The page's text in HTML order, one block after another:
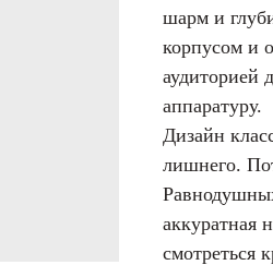
шарм и
корпусом и
аудиторией
аппаратуру.
Дизайн
лишнего.
аккуратная
смотреться